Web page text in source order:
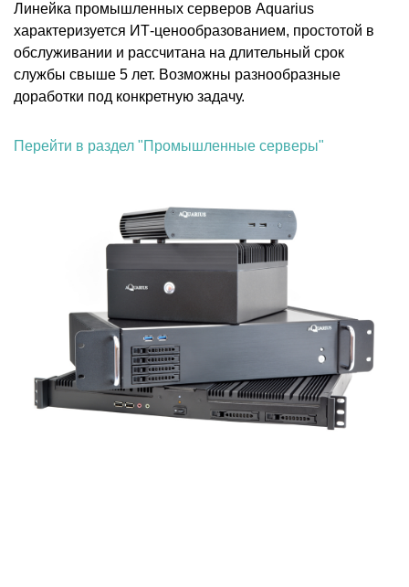
Линейка промышленных серверов Aquarius
характеризуется ИТ-ценообразованием, простотой в
обслуживании и рассчитана на длительный срок
службы свыше 5 лет. Возможны разнообразные
доработки под конкретную задачу.
Перейти в раздел "Промышленные серверы"